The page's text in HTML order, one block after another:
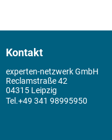
Kontakt
experten-netzwerk GmbH
Reclamstraße 42
04315 Leipzig
+49 341 98995950